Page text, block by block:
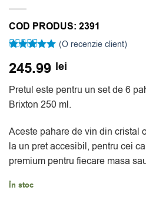
COD PRODUS: 2391
5din 5 pe
singure
(O recenzie client)
245.99 lei
Pretul este pentru un set de 6
Brixton 250 ml.
Aceste pahare de vin din cristal
la un pret accesibil, pentru cei
premium pentru fiecare masa
În stoc